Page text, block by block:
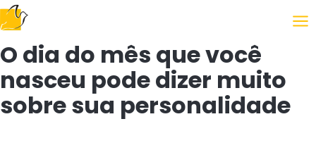
Siguiendo el Evangelio
O dia do mês que você
nasceu pode dizer muito
sobre sua personalidade